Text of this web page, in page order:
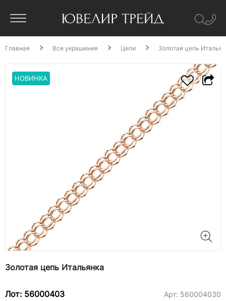
Главная Все украшения Цепи Золотая цепь
НОВИНКА
Золотая цепь Итальянка
Лот: 56000403 Арт: 560004030